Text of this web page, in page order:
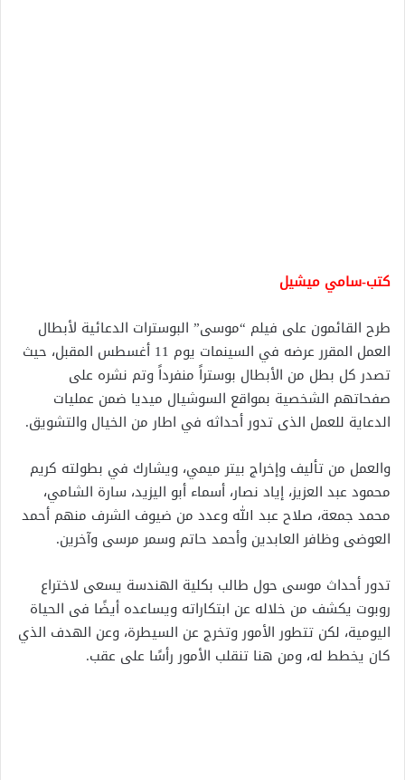
كتب-سامي ميشيل
طرح القائمون على فيلم “موسى” البوسترات الدعائية لأبطال
العمل المقرر عرضه في السينمات يوم 11 أغسطس المقبل، حيث
تصدر كل بطل من الأبطال بوستراً منفرداً وتم نشره على
صفحاتهم الشخصية بمواقع السوشيال ميديا ضمن عمليات
الدعاية للعمل الذى تدور أحداثه في اطار من الخيال والتشويق.
والعمل من تأليف وإخراج بيتر ميمي، ويشارك في بطولته كريم
محمود عبد العزيز، إياد نصار، أسماء أبو اليزيد، سارة الشامي،
محمد جمعة، صلاح عبد الله وعدد من ضيوف الشرف منهم أحمد
العوضى وظافر العابدين وأحمد حاتم وسمر مرسى وآخرين.
تدور أحداث موسى حول طالب بكلية الهندسة يسعى لاختراع
روبوت يكشف من خلاله عن ابتكاراته ويساعده أيضًا فى الحياة
اليومية، لكن تتطور الأمور وتخرج عن السيطرة، وعن الهدف الذي
كان يخطط له، ومن هنا تنقلب الأمور رأسًا على عقب.